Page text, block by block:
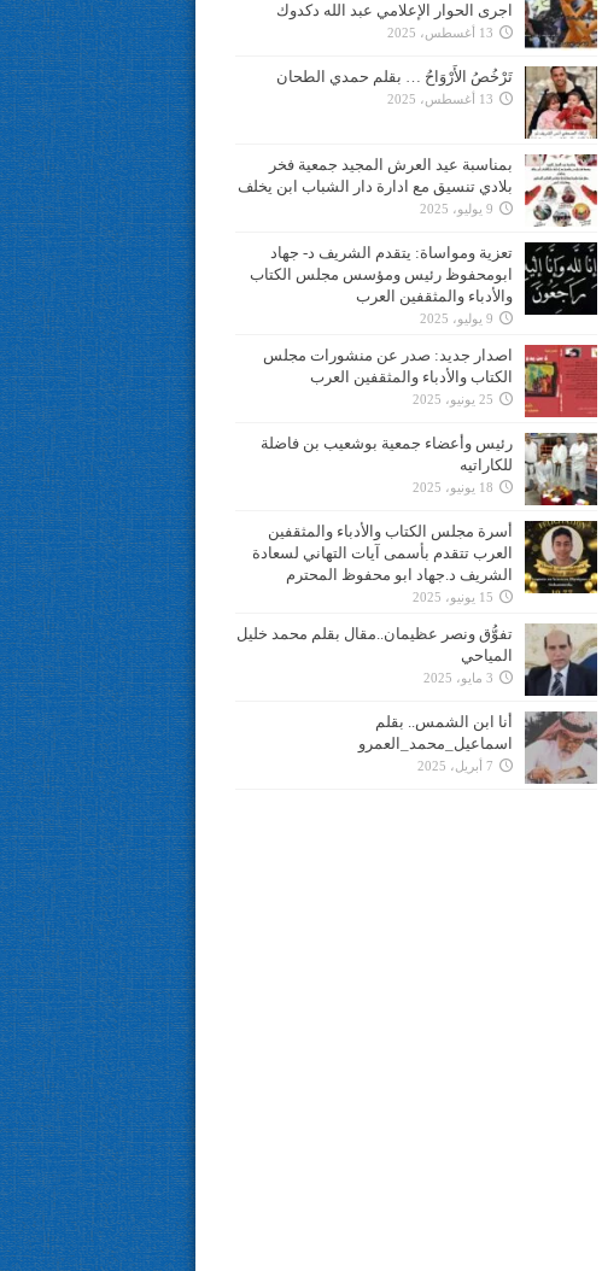
اجرى الحوار الإعلامي عبد الله دكدوك
13 أغسطس، 2025
تَرْخُصُ الأَرْوَاحُ … بقلم حمدي الطحان
13 أغسطس، 2025
بمناسبة عيد العرش المجيد جمعية فخر
بلادي تنسيق مع ادارة دار الشباب ابن يخلف
9 يوليو، 2025
تعزية ومواساة: يتقدم الشريف د- جهاد
ابومحفوظ رئيس ومؤسس مجلس الكتاب
والأدباء والمثقفين العرب
9 يوليو، 2025
اصدار جديد: صدر عن منشورات مجلس
الكتاب والأدباء والمثقفين العرب
25 يونيو، 2025
رئيس وأعضاء جمعية بوشعيب بن فاضلة
للكاراتيه
18 يونيو، 2025
أسرة مجلس الكتاب والأدباء والمثقفين
العرب تتقدم بأسمى آيات التهاني لسعادة
الشريف د.جهاد ابو محفوظ المحترم
15 يونيو، 2025
تفوُّق ونصر عظيمان..مقال بقلم محمد خليل
المياحي
3 مايو، 2025
أنا ابن الشمس.. بقلم
اسماعيل_محمد_العمرو
7 أبريل، 2025